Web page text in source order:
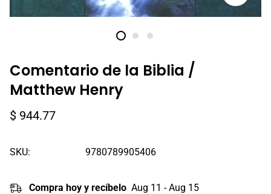
Comentario de la Biblia /
Matthew Henry
Precio
$ 944.77
SKU: 9780789905406
Compra hoy y recíbelo Aug 11 - Aug 15